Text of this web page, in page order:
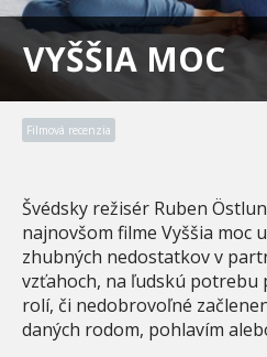
VYŠŠIA MOC
Filmová recenzia
Švédsky režisér Ruben
najnovšom filme Vyššia moc
zhubných nedostatkov v
vzťahoch, na ľudskú potrebu
rolí, či nedobrovoľné
daných rodom, pohlavím